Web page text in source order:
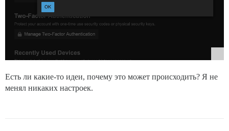
Есть ли какие-то идеи, почему это может происходить? Я не
менял никаких настроек.